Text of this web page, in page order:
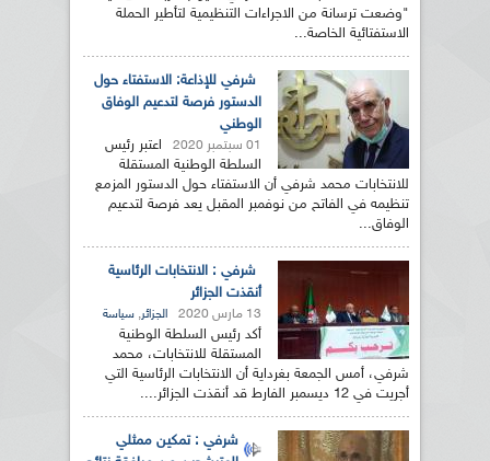
"وضعت ترسانة من الاجراءات التنظيمية لتأطير الحملة
الاستفتائية الخاصة...
شرفي للإذاعة: الاستفتاء حول
الدستور فرصة لتدعيم الوفاق
الوطني
01 سبتمبر 2020
اعتبر رئيس
السلطة الوطنية المستقلة
للانتخابات محمد شرفي أن الاستفتاء حول الدستور المزمع
تنظيمه في الفاتح من نوفمبر المقبل يعد فرصة لتدعيم
الوفاق...
شرفي : الانتخابات الرئاسية
أنقذت الجزائر
13 مارس 2020 الجزائر, سياسة
أكد رئيس السلطة الوطنية
المستقلة للانتخابات، محمد
شرفي، أمس الجمعة بغرداية أن الانتخابات الرئاسية التي
أجريت في 12 ديسمبر الفارط قد أنقذت الجزائر....
شرفي : تمكين ممثلي